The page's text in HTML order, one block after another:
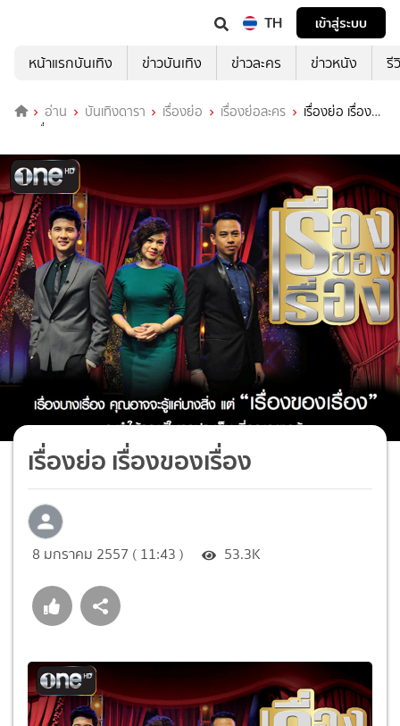
TH
เข้าสู่ระบบ
หน้าแรกบันเทิง
ข่าวบันเทิง ข่าวละคร ข่าวหนัง รี
อ่าน บันเทิงดารา เรื่องย่อ เรื่องย่อละคร
เรื่องย่อ เรื่อง
ของเรื่อง
เรื่องย่อ เรื่องของเรื่อง
8 มกราคม 2557 ( 11:43 ) 53.3K